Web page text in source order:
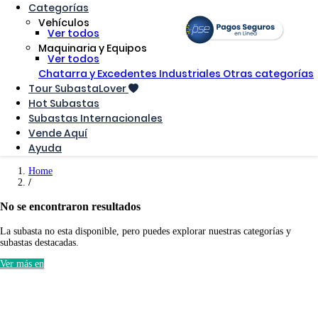
Categorías
Vehículos
Ver todos
Maquinaria y Equipos
Ver todos
Chatarra y Excedentes Industriales Otras categorías
Tour SubastaLover
Hot Subastas
Subastas Internacionales
Vende Aquí
Ayuda
Home
No se encontraron resultados
La subasta no esta disponible, pero puedes explorar nuestras categorías y
subastas destacadas.
Ver más en